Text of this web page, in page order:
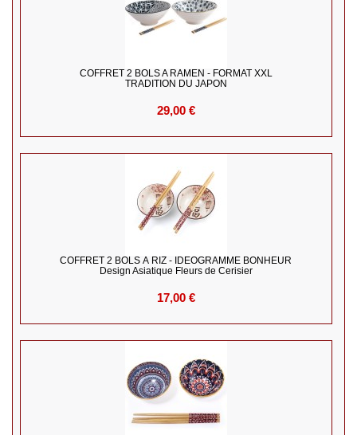
COFFRET 2 BOLS A RAMEN - FORMAT XXL
TRADITION DU JAPON
29,00 €
COFFRET 2 BOLS À RIZ - IDEOGRAMME BONHEUR
Design Asiatique Fleurs de Cerisier
17,00 €